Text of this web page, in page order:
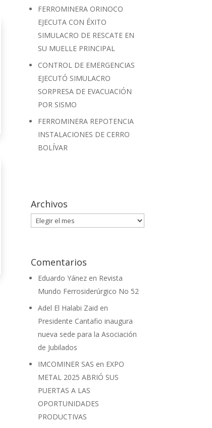
FERROMINERA ORINOCO
EJECUTA CON ÉXITO
SIMULACRO DE RESCATE EN
SU MUELLE PRINCIPAL
CONTROL DE EMERGENCIAS
EJECUTÓ SIMULACRO
SORPRESA DE EVACUACIÓN
POR SISMO
FERROMINERA REPOTENCIA
INSTALACIONES DE CERRO
BOLÍVAR
Archivos
Archivos
Comentarios
Eduardo Yánez en Revista
Mundo Ferrosiderúrgico No 52
Adel El Halabi Zaid en
Presidente Cantafio inaugura
nueva sede para la Asociación
de Jubilados
IMCOMINER SAS en EXPO
METAL 2025 ABRIÓ SUS
PUERTAS A LAS
OPORTUNIDADES
PRODUCTIVAS